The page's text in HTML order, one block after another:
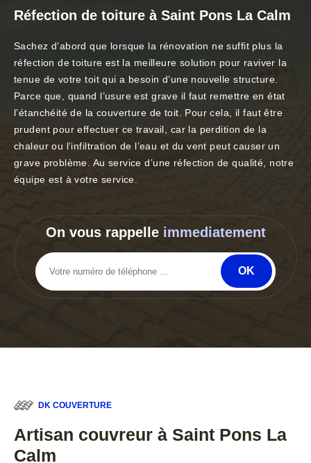
Réfection de toiture à Saint Pons La Calm
Sachez d’abord que lorsque la rénovation ne suffit plus la
réfection de toiture est la meilleure solution pour raviver la
tenue de votre toit qui a besoin d’une nouvelle structure.
Parce que, quand l’usure est grave il faut remettre en état
l’étanchéité de la couverture de toit. Pour cela, il faut être
prudent pour effectuer ce travail, car la perdition de la
chaleur ou l’infiltration de l’eau et du vent peut causer un
grave problème. Au service d’une réfection de qualité, notre
équipe est à votre service.
On vous rappelle immediatement
DK COUVERTURE
Artisan couvreur à Saint Pons La
Calm